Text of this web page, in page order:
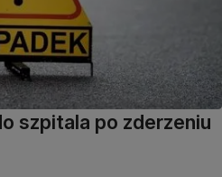
szpitala po zderzeniu